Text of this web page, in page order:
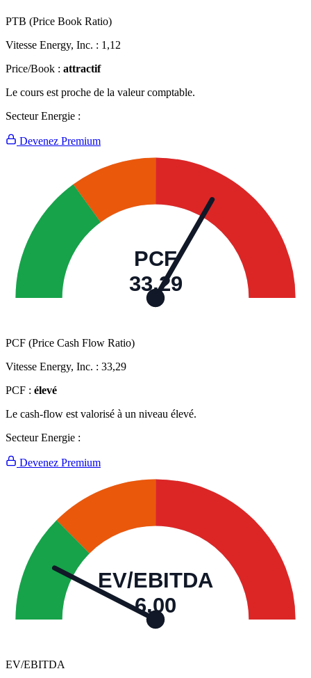
PTB (Price Book Ratio)
Vitesse Energy, Inc. : 1,12
Price/Book : attractif
Le cours est proche de la valeur comptable.
Secteur Energie :
Devenez Premium
PCF
33,29
PCF (Price Cash Flow Ratio)
Vitesse Energy, Inc. : 33,29
PCF : élevé
Le cash-flow est valorisé à un niveau élevé.
Secteur Energie :
Devenez Premium
EV/EBITDA
6,00
EV/EBITDA